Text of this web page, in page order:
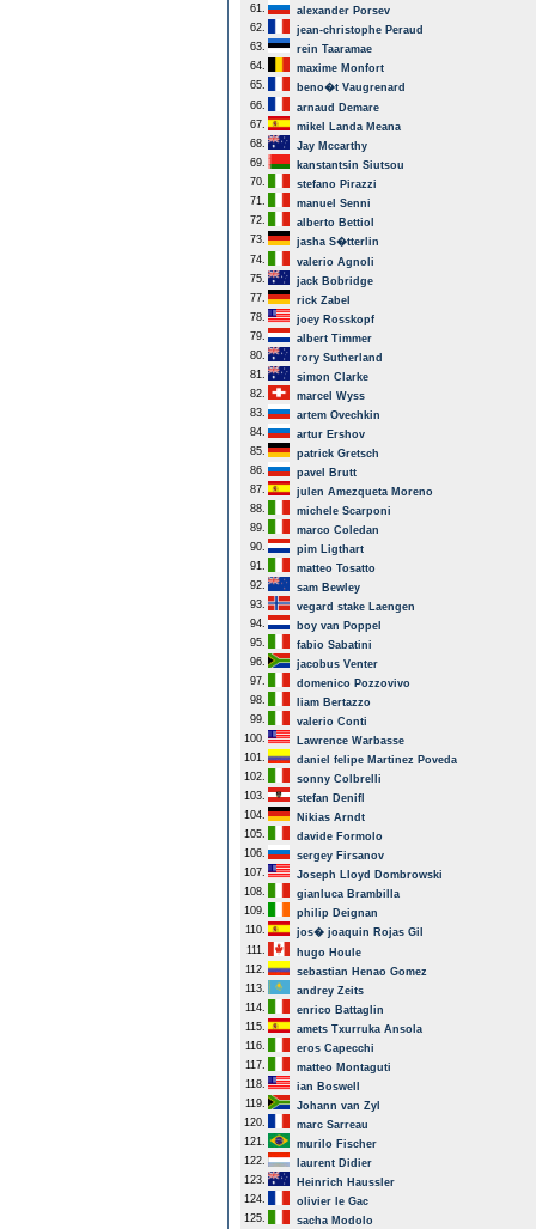
61.
alexander Porsev
62.
jean-christophe Peraud
63.
rein Taaramae
64.
maxime Monfort
65.
beno�t Vaugrenard
66.
arnaud Demare
67.
mikel Landa Meana
68.
Jay Mccarthy
69.
kanstantsin Siutsou
70.
stefano Pirazzi
71.
manuel Senni
72.
alberto Bettiol
73.
jasha S�tterlin
74.
valerio Agnoli
75.
jack Bobridge
77.
rick Zabel
78.
joey Rosskopf
79.
albert Timmer
80.
rory Sutherland
81.
simon Clarke
82.
marcel Wyss
83.
artem Ovechkin
84.
artur Ershov
85.
patrick Gretsch
86.
pavel Brutt
87.
julen Amezqueta Moreno
88.
michele Scarponi
89.
marco Coledan
90.
pim Ligthart
91.
matteo Tosatto
92.
sam Bewley
93.
vegard stake Laengen
94.
boy van Poppel
95.
fabio Sabatini
96.
jacobus Venter
97.
domenico Pozzovivo
98.
liam Bertazzo
99.
valerio Conti
100.
Lawrence Warbasse
101.
daniel felipe Martinez Poveda
102.
sonny Colbrelli
103.
stefan Denifl
104.
Nikias Arndt
105.
davide Formolo
106.
sergey Firsanov
107.
Joseph Lloyd Dombrowski
108.
gianluca Brambilla
109.
philip Deignan
110.
jos� joaquin Rojas Gil
111.
hugo Houle
112.
sebastian Henao Gomez
113.
andrey Zeits
114.
enrico Battaglin
115.
amets Txurruka Ansola
116.
eros Capecchi
117.
matteo Montaguti
118.
ian Boswell
119.
Johann van Zyl
120.
marc Sarreau
121.
murilo Fischer
122.
laurent Didier
123.
Heinrich Haussler
124.
olivier le Gac
125.
sacha Modolo